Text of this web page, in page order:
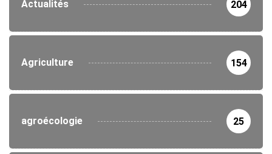
Actualités 204
Agriculture 154
agroécologie 25